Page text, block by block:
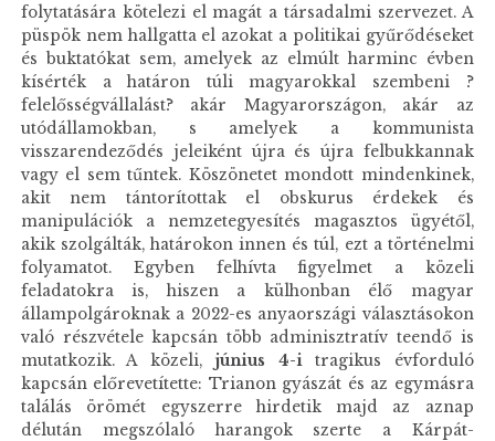
folytatására kötelezi el magát a társadalmi szervezet. A
püspök nem hallgatta el azokat a politikai gyűrődéseket
és buktatókat sem, amelyek az elmúlt harminc évben
kísérték a határon túli magyarokkal szembeni ?
felelősségvállalást? akár Magyarországon, akár az
utódállamokban, s amelyek a kommunista
visszarendeződés jeleiként újra és újra felbukkannak
vagy el sem tűntek. Köszönetet mondott mindenkinek,
akit nem tántorítottak el obskurus érdekek és
manipulációk a nemzetegyesítés magasztos ügyétől,
akik szolgálták, határokon innen és túl, ezt a történelmi
folyamatot. Egyben felhívta figyelmet a közeli
feladatokra is, hiszen a külhonban élő magyar
állampolgároknak a 2022-es anyaországi választásokon
való részvétele kapcsán több adminisztratív teendő is
mutatkozik. A közeli, június 4-itragikus évforduló
kapcsán előrevetítette: Trianon gyászát és az egymásra
találás örömét egyszerre hirdetik majd az aznap
délután megszólaló harangok szerte a Kárpát-